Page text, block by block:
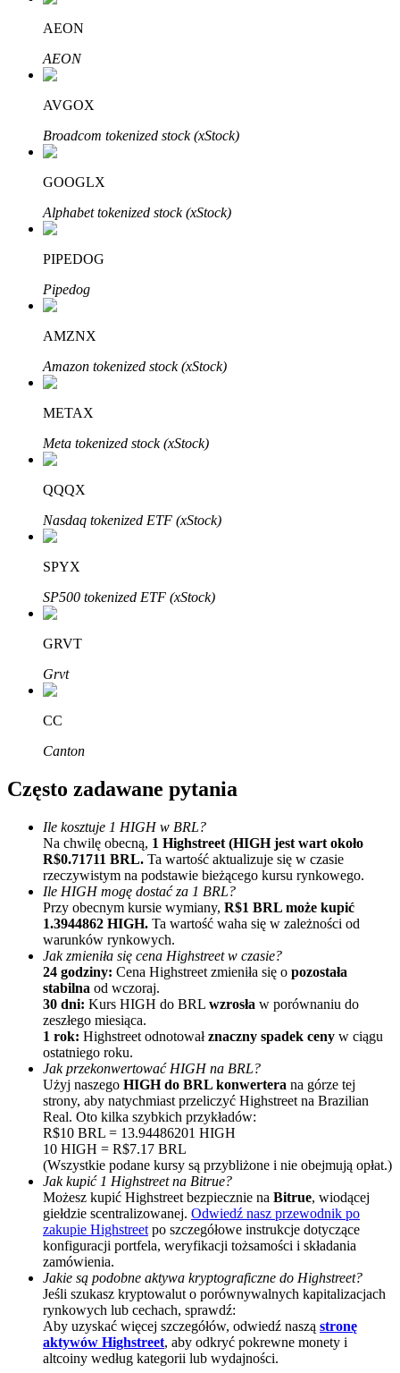
Automatyczna inwestycja
Zdobądź długoterminowy zysk i elastyczne zainteresowania
Naucz się stakingu
Dowiedz się, jak uzyskać dochód pasywny
Polecaj
Zaproś przyjaciela, aby otrzymać nagrody pieniężne
BTC Welcome Rewards
BTC Welcome Rewards
Deposit & Trade BTC to Share 25000 USDT prize pool!
Deposit CASHCAT & Win
Share 500000 CASHCAT prize pool
AEON
AEON
AVGOX
Broadcom tokenized stock (xStock)
GOOGLX
Alphabet tokenized stock (xStock)
PIPEDOG
Pipedog
AMZNX
Amazon tokenized stock (xStock)
METAX
Meta tokenized stock (xStock)
QQQX
Nasdaq tokenized ETF (xStock)
SPYX
SP500 tokenized ETF (xStock)
GRVT
Grvt
CC
Canton
Często zadawane pytania
Ile kosztuje 1 HIGH w BRL?
Na chwilę obecną, 1 Highstreet (HIGH jest wart około
R$0.71711 BRL. Ta wartość aktualizuje się w czasie
rzeczywistym na podstawie bieżącego kursu rynkowego.
Ile HIGH mogę dostać za 1 BRL?
Przy obecnym kursie wymiany, R$1 BRL może kupić
1.3944862 HIGH. Ta wartość waha się w zależności od
warunków rynkowych.
Jak zmieniła się cena Highstreet w czasie?
24 godziny: Cena Highstreet zmieniła się o pozostała
stabilna od wczoraj.
30 dni: Kurs HIGH do BRL wzrosła w porównaniu do
zeszłego miesiąca.
1 rok: Highstreet odnotowałznaczny spadek ceny w ciągu
ostatniego roku.
Jak przekonwertować HIGH na BRL?
Użyj naszego HIGH do BRL konwertera na górze tej
strony, aby natychmiast przeliczyć Highstreet na Brazilian
Real. Oto kilka szybkich przykładów:
R$10 BRL = 13.94486201 HIGH
10 HIGH = R$7.17 BRL
(Wszystkie podane kursy są przybliżone i nie obejmują opłat.)
Jak kupić 1 Highstreet na Bitrue?
Możesz kupić Highstreet bezpiecznie na Bitrue, wiodącej
giełdzie scentralizowanej. Odwiedź nasz przewodnik po
zakupie Highstreet po szczegółowe instrukcje dotyczące
konfiguracji portfela, weryfikacji tożsamości i składania
zamówienia.
Jakie są podobne aktywa kryptograficzne do Highstreet?
Jeśli szukasz kryptowalut o porównywalnych kapitalizacjach
rynkowych lub cechach, sprawdź:
Aby uzyskać więcej szczegółów, odwiedź naszą stronę
aktywów Highstreet, aby odkryć pokrewne monety i
altcoiny według kategorii lub wydajności.